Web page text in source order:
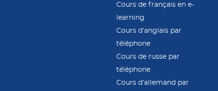
Cours de français en e-
learning
Cours d’anglais par
téléphone
Cours de russe par
téléphone
Cours d’allemand par